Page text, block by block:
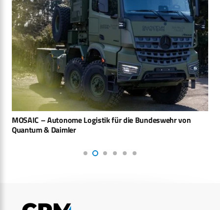
MOSAIC – Autonome Logistik für die Bundeswehr von
Quantum & Daimler